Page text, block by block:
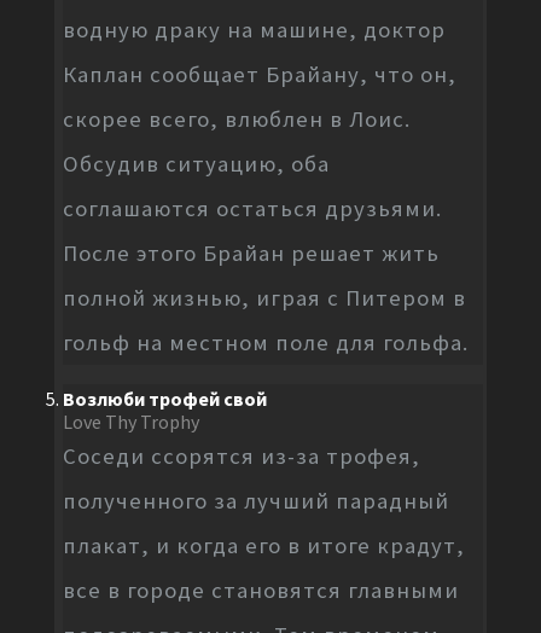
водную драку на машине, доктор
Каплан сообщает Брайану, что он,
скорее всего, влюблен в Лоис.
Обсудив ситуацию, оба
соглашаются остаться друзьями.
После этого Брайан решает жить
полной жизнью, играя с Питером в
гольф на местном поле для гольфа.
Возлюби трофей свой
Love Thy Trophy
Соседи ссорятся из-за трофея,
полученного за лучший парадный
плакат, и когда его в итоге крадут,
все в городе становятся главными